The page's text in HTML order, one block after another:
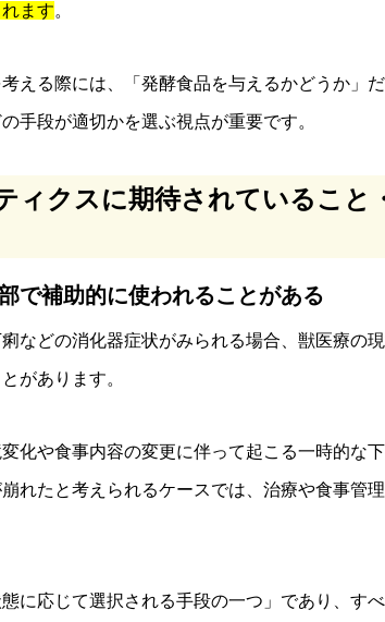
ます。
える際には、「発酵食品を与えるかどうか」
手段が適切かを選ぶ視点が重要です。
ィクスに期待されていること
で補助的に使われることがある
などの消化器症状がみられる場合、獣医療の
があります。
化や食事内容の変更に伴って起こる一時的な
れたと考えられるケースでは、治療や食事管
に応じて選択される手段の一つ」であり、す